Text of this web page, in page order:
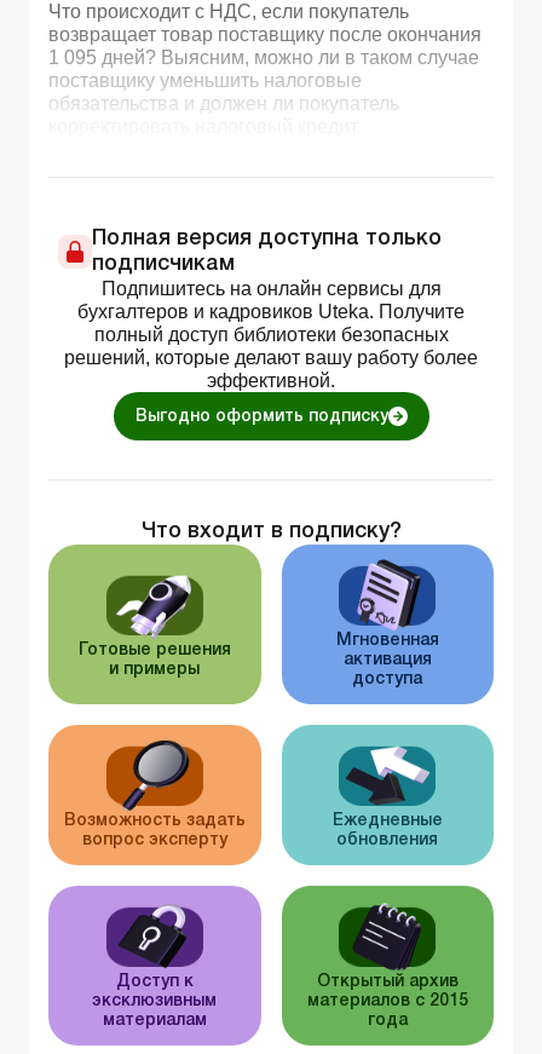
Что происходит с НДС, если покупатель
возвращает товар поставщику после окончания
1 095 дней? Выясним, можно ли в таком случае
поставщику уменьшить налоговые
обязательства и должен ли покупатель
Полная версия доступна только
подписчикам
Подпишитесь на онлайн сервисы для
бухгалтеров и кадровиков Uteka. Получите
полный доступ библиотеки безопасных
решений, которые делают вашу работу более
эффективной.
Выгодно оформить подписку
Что входит в подписку?
Готовые решения
и примеры
Мгновенная
активация
доступа
Возможность задать
вопрос эксперту
Ежедневные
обновления
Доступ к
эксклюзивным
материалам
Открытый архив
материалов с 2015
года